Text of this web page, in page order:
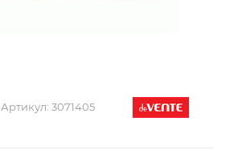
Артикул: 3071405